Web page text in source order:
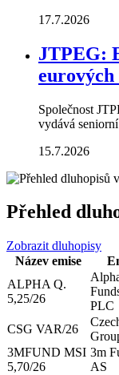
17.7.2026
JTPEG:
eurových
Společnost
vydává
15.7.2026
Přehled
Zobrazit dluhopisy
Název emise
ALPHA Q.
5,25/26
PLC
CSG VAR/26
3MFUND MSI
5,70/26
3m
AS